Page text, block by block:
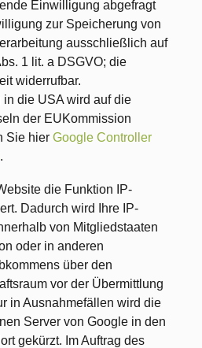
Einwilligung abgefragt
zur Speicherung von
ausschließlich auf
1 lit. a DSGVO; die
widerrufbar.
die USA wird auf die
der EUKommission
Sie hier Google Controller
.
die Funktion IP-
Dadurch wird Ihre IP-
von Mitgliedstaaten
oder in anderen
über den
vor der Übermittlung
in Ausnahmefällen wird die
Server von Google in den
gekürzt. Im Auftrag des